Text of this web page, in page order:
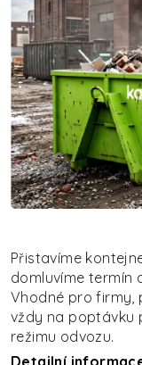
Přistavíme
domluvíme termín
Vhodné pro firmy,
vždy na poptávku
režimu odvozu.
Detailní